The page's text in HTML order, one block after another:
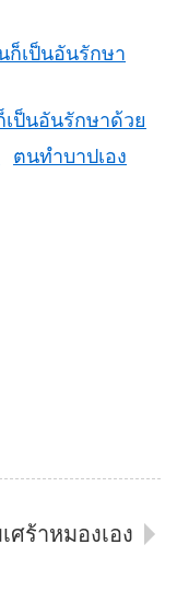
ป็นอันรักษาด้วย
ตนทำบาปเอง
ศร้าหมองเอง